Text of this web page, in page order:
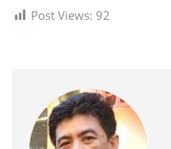
Post Views: 92